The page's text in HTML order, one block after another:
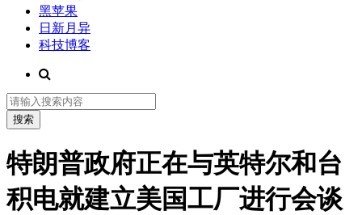
黑苹果
日新月异
科技博客
特朗普政府正在与英特尔和台
积电就建立美国工厂进行会谈